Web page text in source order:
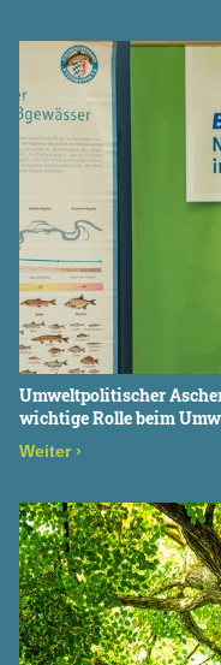
Umweltpolitischer
wichtige Rolle beim
Weiter ›